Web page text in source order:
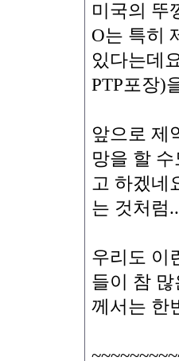
미국의 뚜
O는 특히
있다는데
PTP포장)
앞으로 제
망을 할
고 하겠네
는 것처럼
우리도 이
들이 참
께서는 한